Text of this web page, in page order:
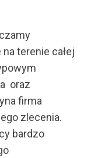
terenie całej
oraz
firma
zlecenia.
bardzo